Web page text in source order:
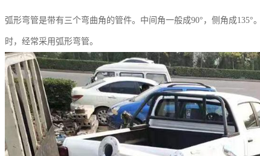
弧形弯管是带有三个弯曲角的管件。中间角一般成90°，侧角成
时，经常采用弧形弯管。